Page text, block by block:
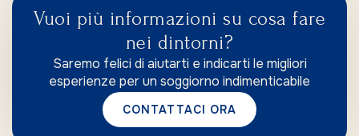
Vuoi più informazioni su cosa fare
nei dintorni?
Saremo felici di aiutarti e indicarti le migliori
esperienze per un soggiorno indimenticabile
CONTATTACI ORA